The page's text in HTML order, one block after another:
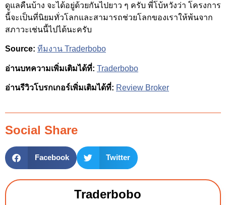
ดูแลคืนบ้าง จะได้อยู่ด้วยกันไปยาว ๆ ครับ พี่โบ้หวังว่า โครงการ
นี้จะเป็นที่นิยมทั่วโลกและสามารถช่วยโลกของเราให้พ้นจาก
สภาวะเช่นนี้ไปได้นะครับ
Source: ทีมงาน Traderbobo
อ่านบทความเพิ่มเติมได้ที่: Traderbobo
อ่านรีวิวโบรกเกอร์เพิ่มเติมได้ที่: Review Broker
Social Share
Facebook Twitter
Traderbobo